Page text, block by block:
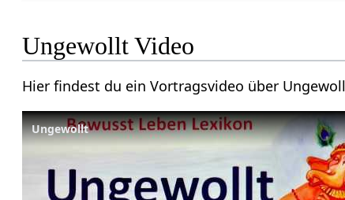
Ungewollt‏‎ Video
Ungewollt‏‎